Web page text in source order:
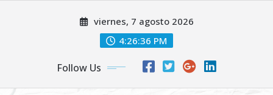
viernes, 7 agosto 2026
4:26:37 PM
Follow Us